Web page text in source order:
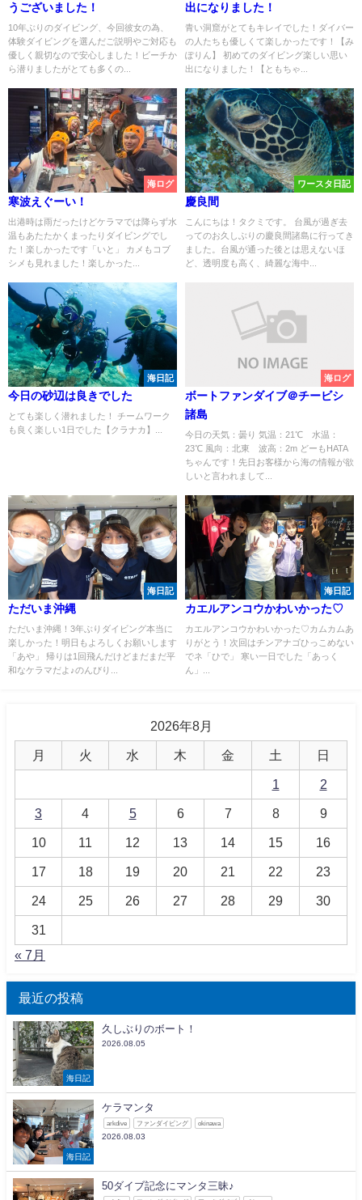
うございました！
10年ぶりのダイビング、今回彼女の為、
体験ダイビングを選んだご説明やご対応も
優しく親切なので安心しました！ビーチか
ら潜りましたがとても多くの...
出になりました！
青い洞窟がとてもキレイでした！ダイバー
の人たちも優しくて楽しかったです！【み
ぽりん】 初めてのダイビング楽しい思い
出になりました！【ともちゃ...
海ログ
寒波えぐーい！
出港時は雨だったけどケラマでは降らず水
温もあたたかくまったりダイビングでし
た！楽しかったです「いと」 カメもコブ
シメも見れました！楽しかった...
ワースタ日記
慶良間
こんにちは！タクミです。 台風が過ぎ去
ってのお久しぶりの慶良間諸島に行ってき
ました。台風が通った後とは思えないほ
ど、透明度も高く、綺麗な海中...
海日記
今日の砂辺は良きでした
とても楽しく潜れました！ チームワーク
も良く楽しい1日でした【クラナカ】...
海ログ
ボートファンダイブ＠チービシ
諸島
今日の天気：曇り 気温：21℃ 水温：
23℃ 風向：北東 波高：2m どーもHATA
ちゃんです！先日お客様から海の情報が欲
しいと言われまして...
海日記
ただいま沖縄
ただいま沖縄！3年ぶりダイビング本当に
楽しかった！明日もよろしくお願いします
「あや」 帰りは1回飛んだけどまだまだ平
和なケラマだよ♪のんびり...
海日記
カエルアンコウかわいかった♡
カエルアンコウかわいかった♡カムカムあ
りがとう！次回はチンアナゴひっこめない
でネ「ひで」 寒い一日でした「あっく
ん」...
2026年8月
月 火 水 木 金 土 日
1 2
3 4 5 6 7 8 9
10 11 12 13 14 15 16
17 18 19 20 21 22 23
24 25 26 27 28 29 30
31
« 7月
最近の投稿
海日記
久しぶりのボート！
2026.08.05
海日記
ケラマンタ
arkdive ファンダイビング okinawa
2026.08.03
50ダイブ記念にマンタ三昧♪